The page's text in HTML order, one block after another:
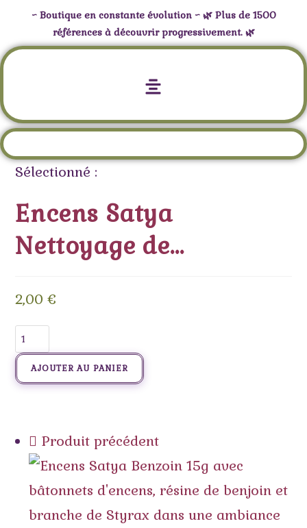
~ Boutique en constante évolution ~ 🌿 Plus de 1500
références à découvrir progressivement. 🌿
Sélectionné :
Encens Satya
Nettoyage de…
2,00€
AJOUTER AU PANIER
Produit précédent